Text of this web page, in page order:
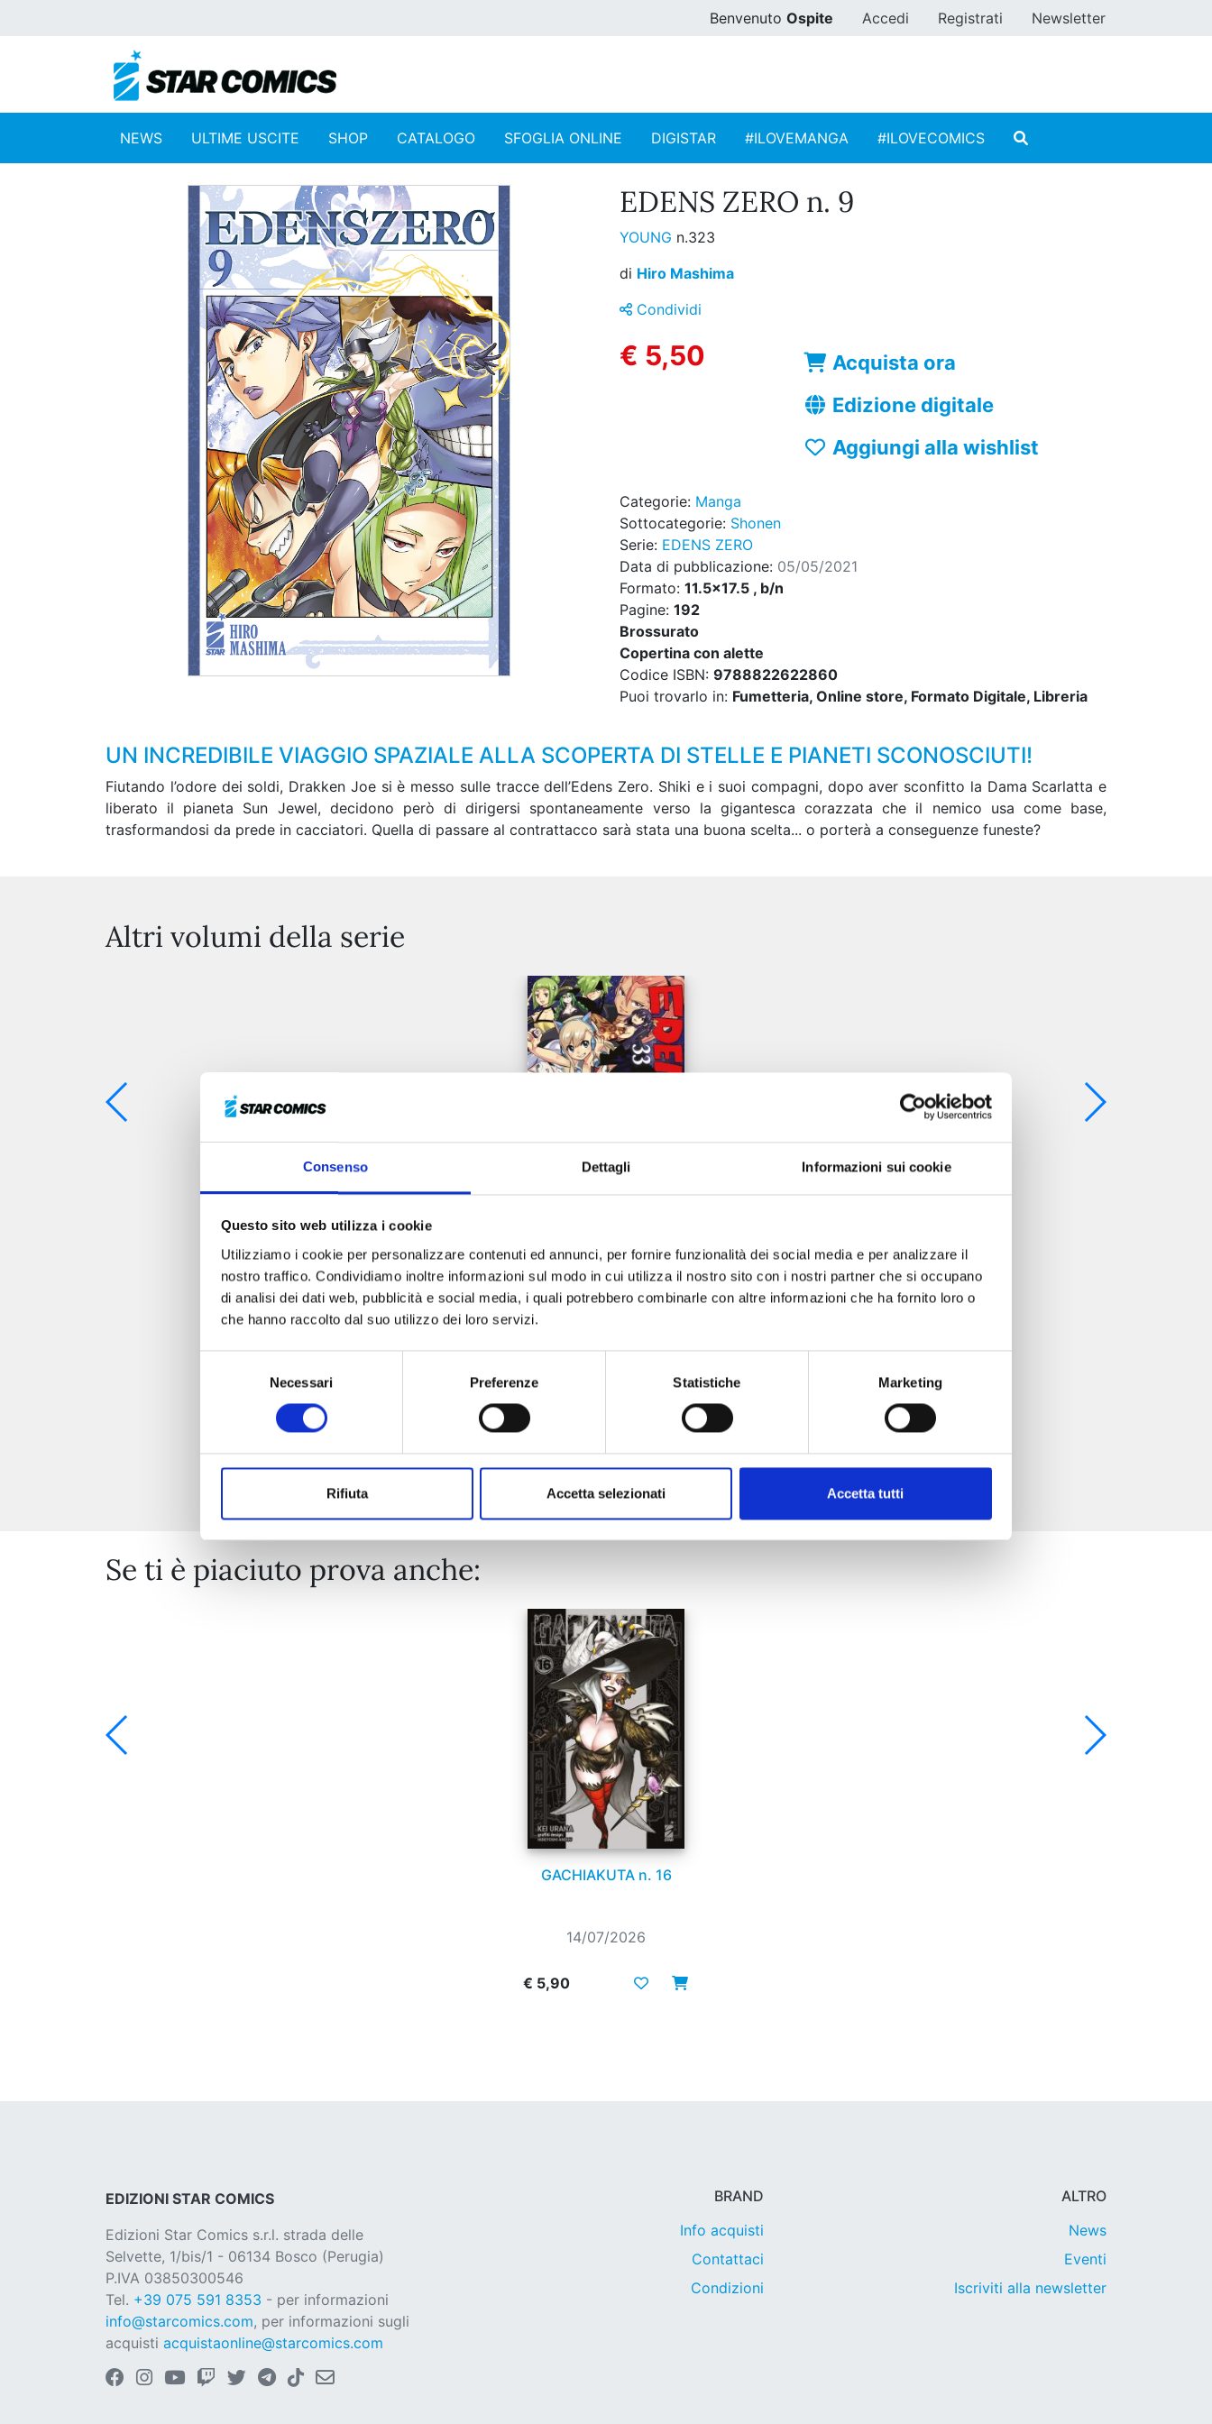
Consenso Dettagli Informazioni sui cookie
Questo sito web utilizza i cookie
Utilizziamo i cookie per personalizzare contenuti ed annunci, per fornire funzionalità dei social media e per analizzare il
nostro traffico. Condividiamo inoltre informazioni sul modo in cui utilizza il nostro sito con i nostri partner che si occupano
di analisi dei dati web, pubblicità e social media, i quali potrebbero combinarle con altre informazioni che ha fornito loro o
che hanno raccolto dal suo utilizzo dei loro servizi.
Necessari Preferenze Statistiche Marketing
Rifiuta Accetta selezionati Accetta tutti
Benvenuto Ospite Accedi Registrati Newsletter
NEWS ULTIME USCITE SHOP CATALOGO SFOGLIA ONLINE DIGISTAR #ILOVEMANGA #ILOVECOMICS
EDENS ZERO n. 9
YOUNG n.323
di Hiro Mashima
Condividi
€ 5,50
Acquista ora
Edizione digitale
Aggiungi alla wishlist
Categorie: Manga
Sottocategorie: Shonen
Serie: EDENS ZERO
Data di pubblicazione: 05/05/2021
Formato: 11.5x17.5 , b/n
Pagine: 192
Brossurato
Copertina con alette
Codice ISBN: 9788822622860
Puoi trovarlo in: Fumetteria, Online store, Formato Digitale, Libreria
UN INCREDIBILE VIAGGIO SPAZIALE ALLA SCOPERTA DI STELLE E PIANETI SCONOSCIUTI!
Fiutando l’odore dei soldi, Drakken Joe si è messo sulle tracce dell’Edens Zero. Shiki e i suoi compagni, dopo aver sconfitto la Dama Scarlatta e
liberato il pianeta Sun Jewel, decidono però di dirigersi spontaneamente verso la gigantesca corazzata che il nemico usa come base,
trasformandosi da prede in cacciatori. Quella di passare al contrattacco sarà stata una buona scelta... o porterà a conseguenze funeste?
Altri volumi della serie
02/06/2026
€ 5,90
Mostra tutto
Se ti è piaciuto prova anche:
GACHIAKUTA n. 16
14/07/2026
€ 5,90
EDIZIONI STAR COMICS
Edizioni Star Comics s.r.l. strada delle
Selvette, 1/bis/1 - 06134 Bosco (Perugia)
P.IVA 03850300546
Tel. +39 075 591 8353 - per informazioni
info@starcomics.com, per informazioni sugli
acquisti acquistaonline@starcomics.com
BRAND
Info acquisti
Contattaci
Condizioni
ALTRO
News
Eventi
Iscriviti alla newsletter